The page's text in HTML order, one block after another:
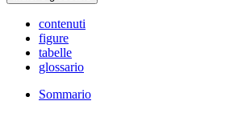
contenuti
figure
tabelle
glossario
Sommario